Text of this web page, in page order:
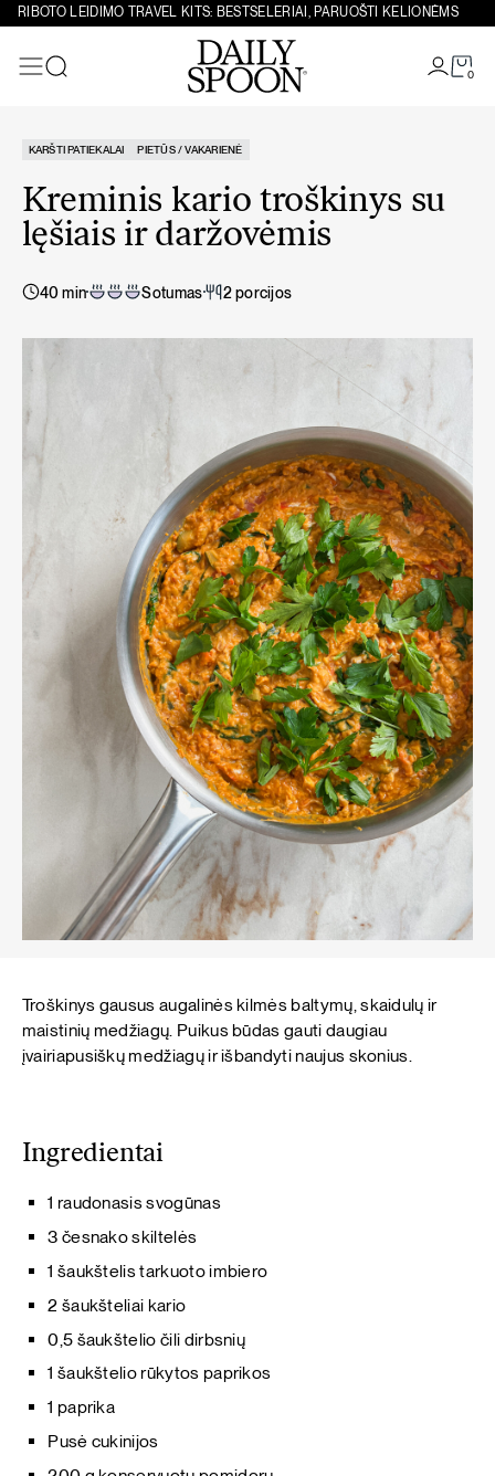
Eiti prie turinio
RIBOTO LEIDIMO TRAVEL KITS: BESTSELERIAI, PARUOŠTI KELIONĖMS
0
KARŠTI PATIEKALAI PIETŪS / VAKARIENĖ
Kreminis kario troškinys su
lęšiais ir daržovėmis
40 min Sotumas 2 porcijos
Ingredientai
1 raudonasis svogūnas
3 česnako skiltelės
1 šaukštelis tarkuoto imbiero
2 šaukšteliai kario
0,5 šaukštelio čili dirbsnių
1 šaukštelio rūkytos paprikos
1 paprika
Pusė cukinijos
Troškinys gausus augalinės kilmės baltymų, skaidulų ir
maistinių medžiagų. Puikus būdas gauti daugiau
įvairiapusiškų medžiagų ir išbandyti naujus skonius.